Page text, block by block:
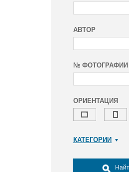
АВТОР
№ ФОТОГРАФИИ
ОРИЕНТАЦИЯ
КАТЕГОРИИ
Досуг, туризм и